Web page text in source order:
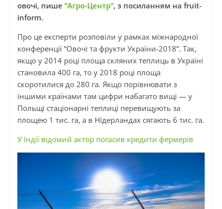
овочі, пише “Агро-Центр”, з посиланням на fruit-
inform.
Про це експерти розповіли у рамках міжнародної
конференції “Овочі та фрукти України-2018”. Так,
якщо у 2014 році площа скляних теплиць в Україні
становила 400 га, то у 2018 році площа
скоротилися до 280 га. Якщо порівнювати з
іншими країнами там цифри набагато вищі — у
Польщі стаціонарні теплиці перевищують за
площею 1 тис. га, а в Нідерландах сягають 6 тис. га.
У Індії відомий актор погасив кредити фермерів